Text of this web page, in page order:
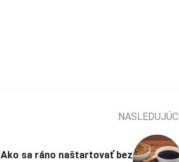
NASLEDUJÚCI
Ako sa ráno naštartovať bez